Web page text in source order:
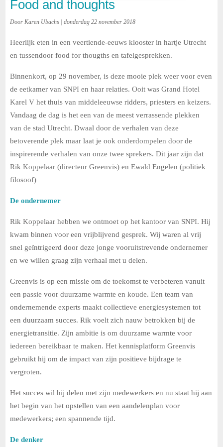
Food and thoughts
Door Karen Ubachs | donderdag 22 november 2018
Heerlijk eten in een veertiende-eeuws klooster in hartje Utrecht
en tussendoor food for thougths en tafelgesprekken.
Binnenkort, op 29 november, is deze mooie plek weer voor even
de eetkamer van SNPI en haar relaties. Ooit was Grand Hotel
Karel V het thuis van middeleeuwse ridders, priesters en keizers.
Vandaag de dag is het een van de meest verrassende plekken
van de stad Utrecht. Dwaal door de verhalen van deze
betoverende plek maar laat je ook onderdompelen door de
inspirerende verhalen van onze twee sprekers. Dit jaar zijn dat
Rik Koppelaar (directeur Greenvis) en Ewald Engelen (politiek
filosoof)
De ondernemer
Rik Koppelaar hebben we ontmoet op het kantoor van SNPI. Hij
kwam binnen voor een vrijblijvend gesprek. Wij waren al vrij
snel geïntrigeerd door deze jonge vooruitstrevende ondernemer
en we willen graag zijn verhaal met u delen.
Greenvis is op een missie om de toekomst te verbeteren vanuit
een passie voor duurzame warmte en koude. Een team van
ondernemende experts maakt collectieve energiesystemen tot
een duurzaam succes. Rik voelt zich nauw betrokken bij de
energietransitie. Zijn ambitie is om duurzame warmte voor
iedereen bereikbaar te maken. Het kennisplatform Greenvis
gebruikt hij om de impact van zijn positieve bijdrage te
vergroten.
Het succes wil hij delen met zijn medewerkers en nu staat hij aan
het begin van het opstellen van een aandelenplan voor
medewerkers; een spannende tijd.
De denker